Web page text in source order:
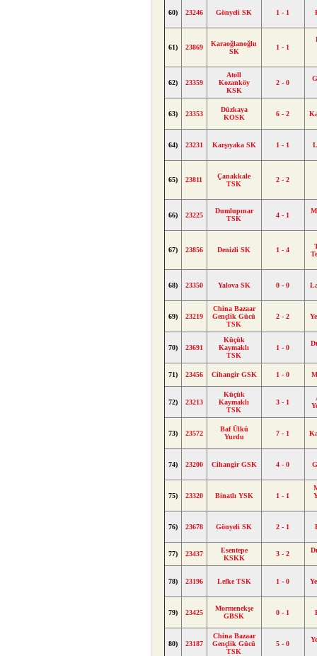
60) 23246 Gönyeli SK 1 - 1
61) 23869
Karaoğlanoğlu
SK
1 - 1
62) 23359
Atoll
Kozanköy
KSK
2 - 0
63) 23353
Düzkaya
KOSK
6 - 2
64) 23231 Karşıyaka SK 1 - 1
65) 23811
Çanakkale
TSK
2 - 2
66) 23225
Dumlupınar
TSK
4 - 1
67) 23856 Denizli SK 1 - 4
68) 23350 Yalova SK 0 - 0
69) 23219
China Bazaar
Gençlik Gücü
TSK
2 - 2
70) 23691
Küçük
Kaymaklı
TSK
1 - 0
71) 23456 Cihangir GSK 1 - 0
72) 23213
Küçük
Kaymaklı
TSK
3 - 1
73) 23572
Baf Ülkü
Yurdu
7 - 1
74) 23200 Cihangir GSK 4 - 0
75) 23320 Binatlı YSK 1 - 1
76) 23678 Gönyeli SK 2 - 1
77) 23437
Esentepe
KSKK
3 - 2
78) 23196 Lefke TSK 1 - 0
79) 23425
Mormenekşe
GBSK
0 - 1
80) 23187
China Bazaar
Gençlik Gücü
TSK
5 - 0